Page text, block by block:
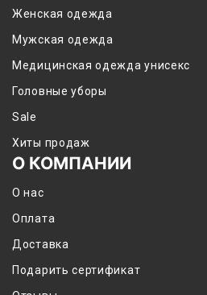
Женская одежда
Мужская одежда
Медицинская одежда унисекс
Головные уборы
Sale
Хиты продаж
О КОМПАНИИ
О нас
Оплата
Доставка
Подарить сертификат